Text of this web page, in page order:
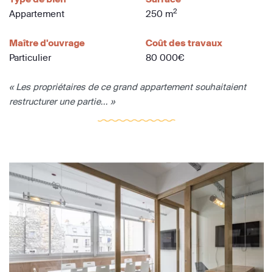
Appartement
250 m2
Maître d'ouvrage
Particulier
Coût des travaux
80 000€
« Les propriétaires de ce grand appartement souhaitaient
restructurer une partie... »